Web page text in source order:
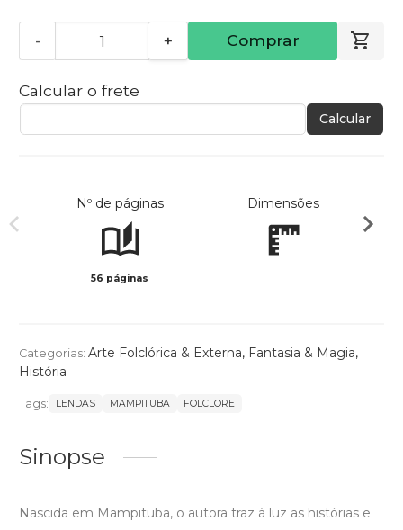
- + Comprar
Calcular o frete
Calcular
Nº de páginas
56 páginas
Dimensões
Categorias: Arte Folclórica & Externa, Fantasia & Magia,
História
Tags: LENDAS MAMPITUBA FOLCLORE
Sinopse
Nascida em Mampituba, o autora traz à luz as histórias e